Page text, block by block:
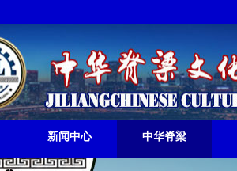
中华脊梁挺起
JILIANGCHINESE
新闻中心 中华脊梁